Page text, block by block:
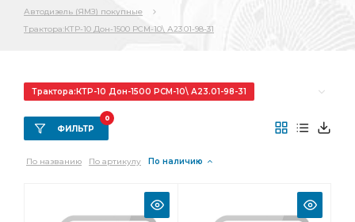
Автодизель (ЯМЗ) покупные
Трактора:КТР-10 Дон-1500 РСМ-10\ А23.01-98-31
Трактора:КТР-10 Дон-1500 РСМ-10\ А23.01-98-31
Комплект шатунных
Комплект коренных вкладышей
коренных вкладышей
Комплект шатунных вкладышей
шатунных вкладышей Фитинг Камоцци
ФИЛЬТР
0
По названию По артикулу По наличию